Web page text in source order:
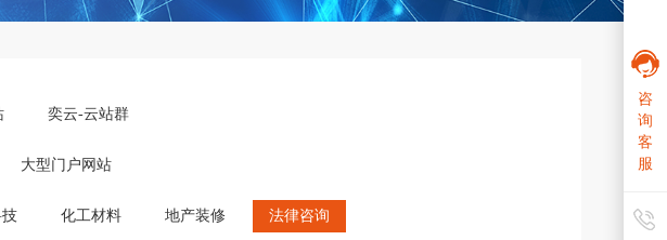
奕云-云站群
大型门户网站
化工材料 地产装修 法律咨询
咨
询
客
服